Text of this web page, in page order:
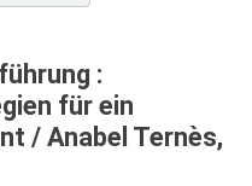
:
für ein
/Anabel Ternès,